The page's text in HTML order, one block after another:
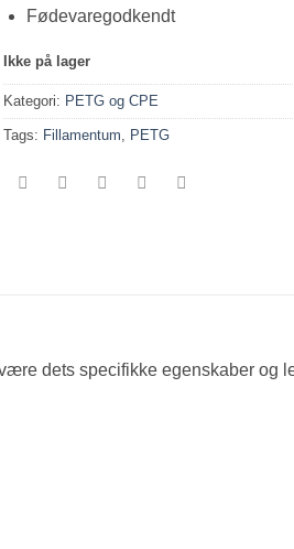
Fødevaregodkendt
Ikke på lager
Kategori: PETG og CPE
Tags: Fillamentum, PETG
dets specifikke egenskaber og